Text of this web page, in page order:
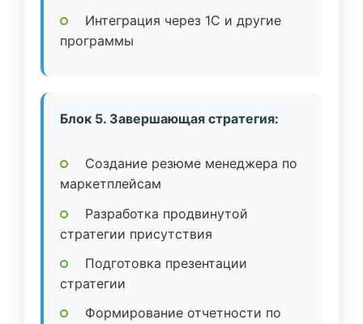
Интеграция через 1C и другие
программы
Блок 5. Завершающая стратегия:
Создание резюме менеджера по
маркетплейсам
Разработка продвинутой
стратегии присутствия
Подготовка презентации
стратегии
Формирование отчетности по